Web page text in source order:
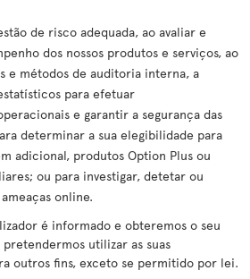
de risco adequada, ao avaliar e
dos nossos produtos e serviços, ao
e métodos de auditoria interna, a
para efetuar
e garantir a segurança das
determinar a sua elegibilidade para
adicional, produtos Option Plus ou
ou para investigar, detetar ou
online.
é informado e obteremos o seu
utilizar as suas
outros fins, exceto se permitido por lei.